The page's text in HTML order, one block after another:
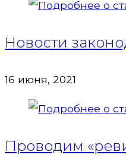
Новости
16 июня, 2021
Проводим